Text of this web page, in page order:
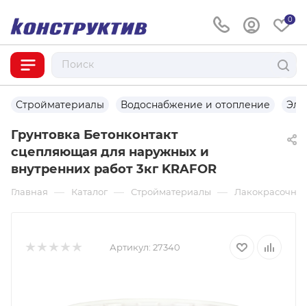
0
Стройматериалы Водоснабжение и отопление
Грунтовка Бетонконтакт
сцепляющая для наружных и
внутренних работ 3кг KRAFOR
Главная — Каталог — Стройматериалы —
Артикул: 27340